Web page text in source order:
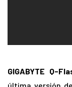
GIGABYTE Q-